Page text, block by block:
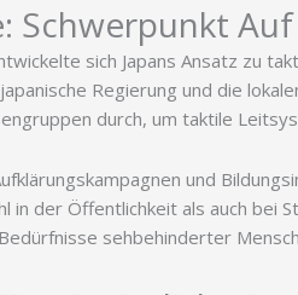
Schwerpunkt
sich Japans Ansatz zu
Regierung und die
durch, um taktile
und
in der Öffentlichkeit als auch bei
sehbehinderter